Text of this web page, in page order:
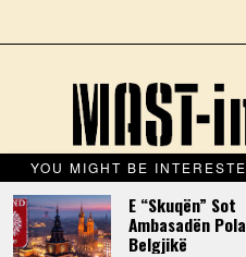
YOU MIGHT BE
E “Skuqën” Sot
Ambasadën
Belgjikë
Facebook
Designed by N.D. —